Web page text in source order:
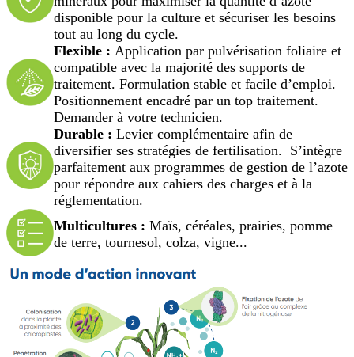
disponible pour la culture et sécuriser les besoins
tout au long du cycle.
Flexible : Application par pulvérisation foliaire et
compatible avec la majorité des supports de
traitement. Formulation stable et facile d’emploi.
Positionnement encadré par un top traitement.
Demander à votre technicien.
Durable : Levier complémentaire afin de
diversifier ses stratégies de fertilisation. S’intègre
parfaitement aux programmes de gestion de l’azote
pour répondre aux cahiers des charges et à la
réglementation.
Multicultures : Maïs, céréales, prairies, pomme
de terre, tournesol, colza, vigne...